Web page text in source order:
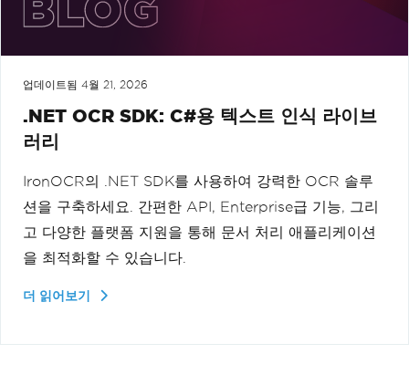
업데이트됨 4월 21, 2026
.NET OCR SDK: C#용 텍스트 인식 라이브
러리
IronOCR의 .NET SDK를 사용하여 강력한 OCR 솔루
션을 구축하세요. 간편한 API, Enterprise급 기능, 그리
고 다양한 플랫폼 지원을 통해 문서 처리 애플리케이션
을 최적화할 수 있습니다.
더 읽어보기